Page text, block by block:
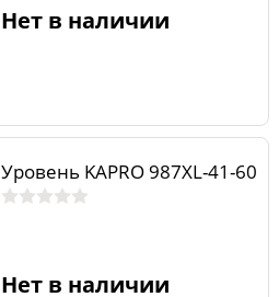
Нет в наличии
Уровень KAPRO 987XL-41-60
Нет в наличии